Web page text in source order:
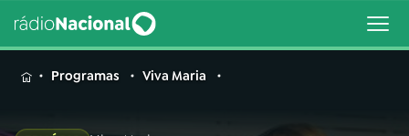
MENUProgramas Viva Maria